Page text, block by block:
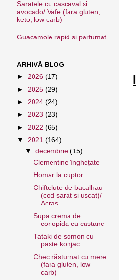
Saratele cu cascaval si
avocado/ Vafe (fara gluten,
keto, low carb)
Guacamole rapid si parfumat
ARHIVĂ BLOG
► 2026 (17)
► 2025 (29)
► 2024 (24)
► 2023 (23)
► 2022 (65)
▼ 2021 (164)
▼decembrie(15)
Clementine înghețate
Homar la cuptor
Chiftelute de bacalhau
(cod sarat si uscat)/
Acras...
Supa crema de
conopida cu castane
Tataki de somon cu
paste konjac
Chec răsturnat cu mere
(fara gluten, low
carb)